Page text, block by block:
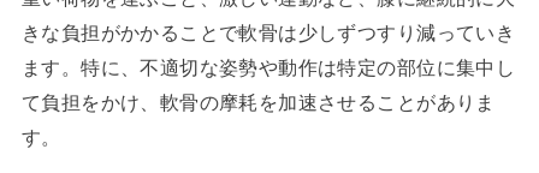
きな負担がかかることで軟骨は少しずつすり減っていき
ます。特に、不適切な姿勢や動作は特定の部位に集中し
て負担をかけ、軟骨の摩耗を加速させることがありま
す。